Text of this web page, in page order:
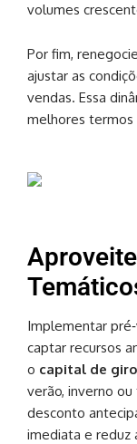
volumes
Por fim,
ajustar as
vendas. Essa
melhores termos
Implementar
captar recursos
o capital de
verão, inverno
desconto
imediata e reduz